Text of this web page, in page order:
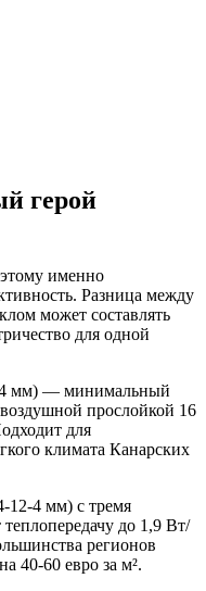
герой
именно
Разница между
может составлять
для одной
мм) — минимальный
прослойкой 16
для
климата Канарских
12-4 мм) с тремя
до 1,9 Вт/
регионов
40-60 евро за м².